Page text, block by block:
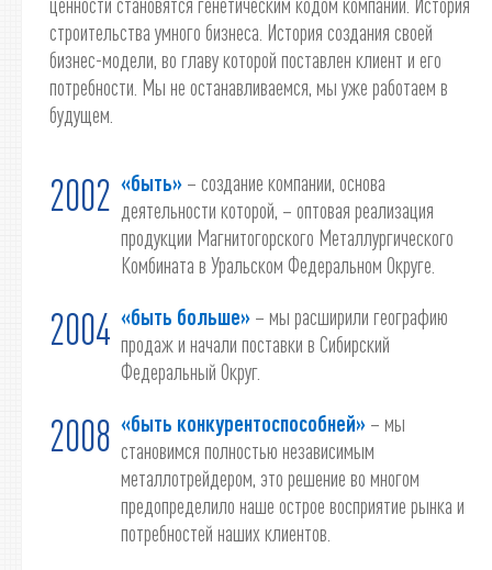
строительства умного бизнеса. История создания своей
бизнес-модели, во главу которой поставлен клиент и его
потребности. Мы не останавливаемся, мы уже работаем в
будущем.
2002 «быть» – создание компании, основа
деятельности которой, – оптовая реализация
продукции Магнитогорского Металлургического
Комбината в Уральском Федеральном Округе.
2004 «быть больше» – мы расширили географию
продаж и начали поставки в Сибирский
Федеральный Округ.
2008 «быть конкурентоспособней» – мы
становимся полностью независимым
металлотрейдером, это решение во многом
предопределило наше острое восприятие рынка и
потребностей наших клиентов.